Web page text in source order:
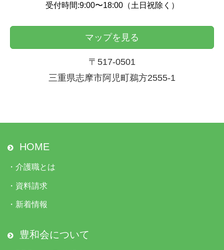
受付時間:9:00〜18:00（土日祝除く）
マップを見る
〒517-0501
三重県志摩市阿児町鵜方2555-1
HOME
・ 介護職とは
・ 資料請求
・ 新着情報
豊和会について